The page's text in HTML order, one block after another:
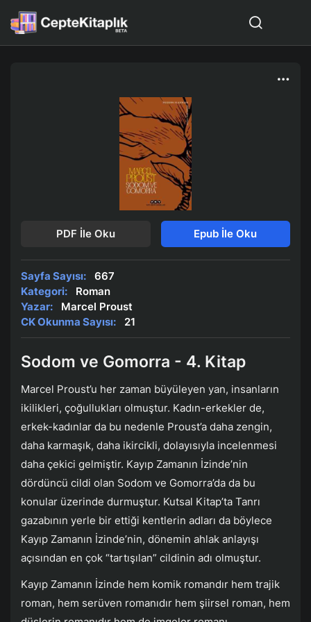
PDF İle Oku Epub İle Oku
Sayfa Sayısı:
667
Kategori:
Roman
Yazar:
Marcel Proust
CK Okunma Sayısı:
21
Sodom ve Gomorra - 4. Kitap
Marcel Proust’u her zaman büyüleyen yan, insanların
ikilikleri, çoğullukları olmuştur. Kadın-erkekler de,
erkek-kadınlar da bu nedenle Proust’a daha zengin,
daha karmaşık, daha ikircikli, dolayısıyla incelenmesi
daha çekici gelmiştir. Kayıp Zamanın İzinde’nin
dördüncü cildi olan Sodom ve Gomorra’da da bu
konular üzerinde durmuştur. Kutsal Kitap’ta Tanrı
gazabının yerle bir ettiği kentlerin adları da böylece
Kayıp Zamanın İzinde’nin, dönemin ahlak anlayışı
açısından en çok “tartışılan” cildinin adı olmuştur.
Kayıp Zamanın İzinde hem komik romandır hem trajik
roman, hem serüven romanıdır hem şiirsel roman, hem